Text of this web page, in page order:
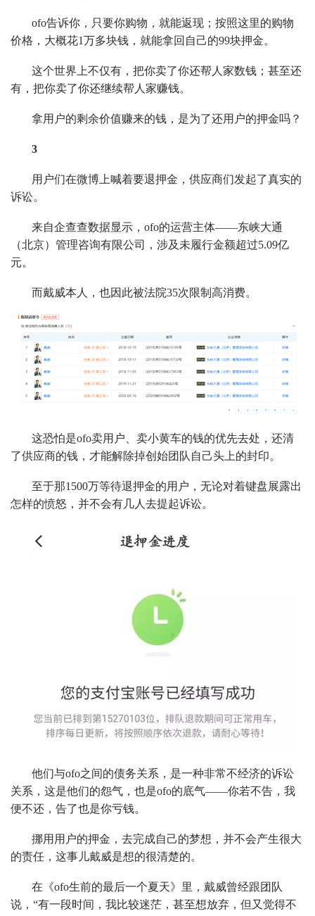
ofo告诉你，只要你购物，就能返现；按照这里的购物
价格，大概花1万多块钱，就能拿回自己的99块押金。
这个世界上不仅有，把你卖了你还帮人家数钱；甚至还
有，把你卖了你还继续帮人家赚钱。
拿用户的剩余价值赚来的钱，是为了还用户的押金吗？
3
用户们在微博上喊着要退押金，供应商们发起了真实的
诉讼。
来自企查查数据显示，ofo的运营主体——东峡大通
（北京）管理咨询有限公司，涉及未履行金额超过5.09亿
元。
而戴威本人，也因此被法院35次限制高消费。
这恐怕是ofo卖用户、卖小黄车的钱的优先去处，还清
了供应商的钱，才能解除掉创始团队自己头上的封印。
至于那1500万等待退押金的用户，无论对着键盘展露出
怎样的愤怒，并不会有几人去提起诉讼。
他们与ofo之间的债务关系，是一种非常不经济的诉讼
关系，这是他们的怨气，也是ofo的底气——你若不告，我
便不还，告了也是你亏钱。
挪用用户的押金，去完成自己的梦想，并不会产生很大
的责任，这事儿戴威是想的很清楚的。
在《ofo生前的最后一个夏天》里，戴威曾经跟团队
说，“有一段时间，我比较迷茫，甚至想放弃，但又觉得不